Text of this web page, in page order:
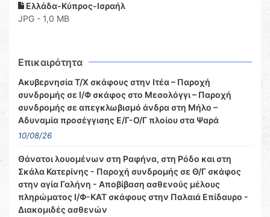
Ελλάδα-Κύπρος-Ισραήλ
JPG - 1,0 MB
Επικαιρότητα
Ακυβερνησία Τ/Χ σκάφους στην Ιτέα – Παροχή
συνδρομής σε Ι/Φ σκάφος στο Μεσολόγγι – Παροχή
συνδρομής σε απεγκλωβισμό άνδρα στη Μήλο –
Αδυναμία προσέγγισης Ε/Γ-Ο/Γ πλοίου στα Ψαρά
10/08/26
Θάνατοι λουομένων στη Ραφήνα, στη Ρόδο και στη
Σκάλα Κατερίνης - Παροχή συνδρομής σε Θ/Γ σκάφος
στην αγία Γαλήνη - Αποβίβαση ασθενούς μέλους
πληρώματος Ι/Φ-ΚΑΤ σκάφους στην Παλαιά Επίδαυρο -
Διακομιδές ασθενών